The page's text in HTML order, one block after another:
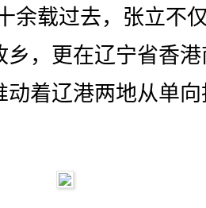
余载过去，张立不
乡，更在辽宁省香
动着辽港两地从单